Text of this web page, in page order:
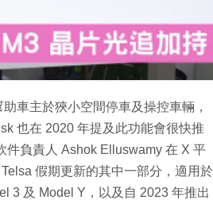
車主於狹小空間停車及操控車輛，
也在 2020 年提及此功能會很快推
件負責人 Ashok Elluswamy 在 X 平
假期更新的其中一部分，適用於
3 及 Model Y，以及自 2023 年推出